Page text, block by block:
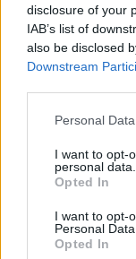
disclosure of your
IAB’s list of
also be disclosed
Downstream
Please note that
not limited to your
grant or deny
use your data for
consent section.
Personal
I want to opt-
personal data.
Opted In
I want to opt-
Personal Data.
Opted In